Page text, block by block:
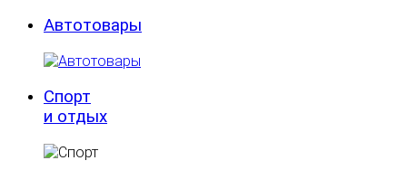
Автотовары
Спорт
и отдых